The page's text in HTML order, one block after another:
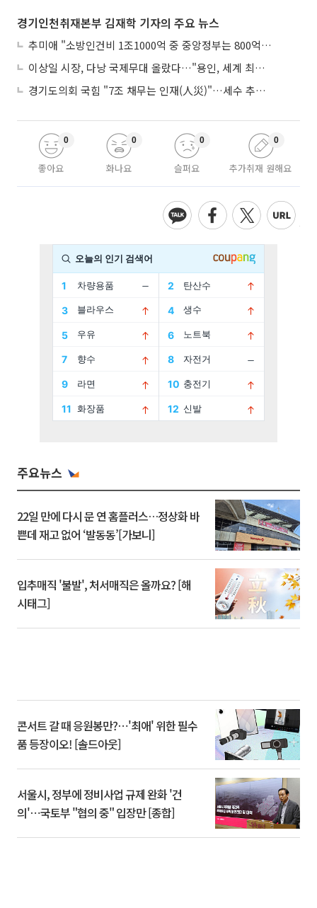
경기인천취재본부 김재학 기자의 주요 뉴스
추미애 "소방인건비 1조1000억 중 중앙정부는 800억뿐"
이상일 시장, 다낭 국제무대 올랐다…"용인, 세계 최대 반도체 도시 된다"
경기도의회 국힘 "7조 채무는 인재(人災)"…세수 추계 조작 의혹 제기
좋아요
0
화나요
0
슬퍼요
0
추가취재 원해요
0
주요뉴스
22일 만에 다시 문 연 홈플러스…정상화 바
쁜데 재고 없어 ‘발동동’[가보니]
입추매직 '불발', 처서매직은 올까요? [해
시태그]
콘서트 갈 때 응원봉만?⋯'최애' 위한 필수
품 등장이오! [솔드아웃]
서울시, 정부에 정비사업 규제 완화 '건
의'⋯국토부 "협의 중" 입장만 [종합]